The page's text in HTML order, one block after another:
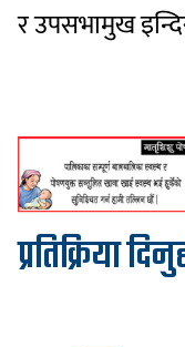
र उपसभामुख
प्रतिक्रिया